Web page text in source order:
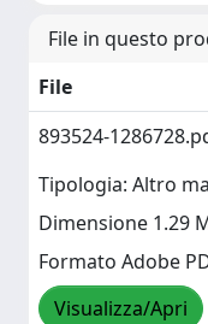
File in questo
File
893524-
Tipologia: Altro
Dimensione 1.29
Formato Adobe
Visualizza/Apri